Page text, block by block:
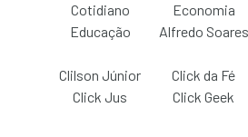
Cotidiano Economia
Educação
Alfredo Soares
Clilson Júnior
Click da Fé
Click Jus
Click Geek